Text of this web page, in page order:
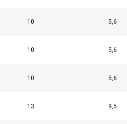
10 5,6
10 5,6
10 5,6
13 9,5